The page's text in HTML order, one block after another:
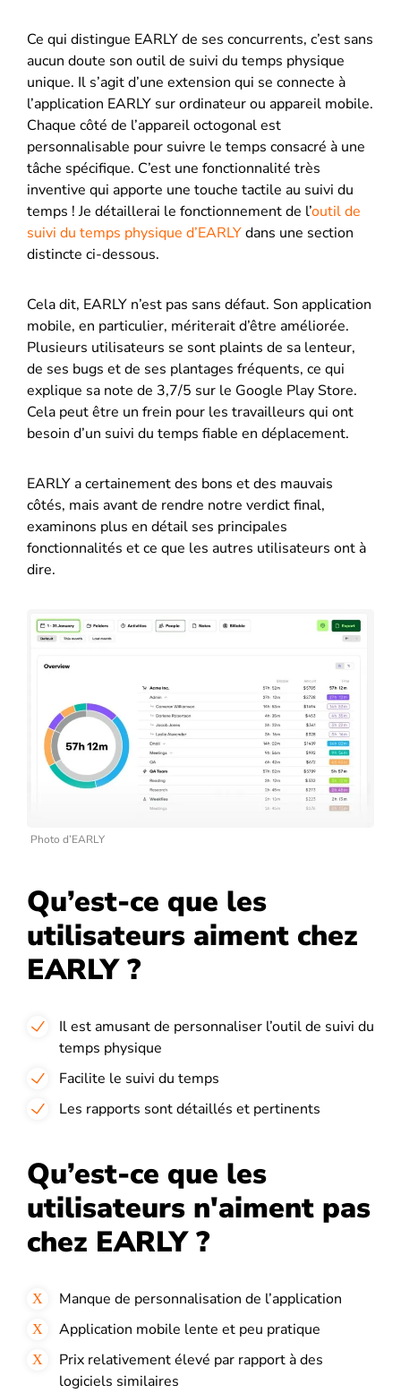
Ce qui distingue EARLY de ses concurrents, c’est sans
aucun doute son outil de suivi du temps physique
unique. Il s’agit d’une extension qui se connecte à
l’application EARLY sur ordinateur ou appareil mobile.
Chaque côté de l’appareil octogonal est
personnalisable pour suivre le temps consacré à une
tâche spécifique. C’est une fonctionnalité très
inventive qui apporte une touche tactile au suivi du
temps ! Je détaillerai le fonctionnement de l’outil de
suivi du temps physique d’EARLYdans une section
distincte ci-dessous.
Cela dit, EARLY n’est pas sans défaut. Son application
mobile, en particulier, mériterait d’être améliorée.
Plusieurs utilisateurs se sont plaints de sa lenteur,
de ses bugs et de ses plantages fréquents, ce qui
explique sa note de 3,7/5 sur le Google Play Store.
Cela peut être un frein pour les travailleurs qui ont
besoin d’un suivi du temps fiable en déplacement.
EARLY a certainement des bons et des mauvais
côtés, mais avant de rendre notre verdict final,
examinons plus en détail ses principales
fonctionnalités et ce que les autres utilisateurs ont à
dire.
Photo d’EARLY
Qu’est-ce que les
utilisateurs aiment chez
EARLY ?
Il est amusant de personnaliser l’outil de suivi du
temps physique
Facilite le suivi du temps
Les rapports sont détaillés et pertinents
Qu’est-ce que les
utilisateurs n'aiment pas
chez EARLY ?
Manque de personnalisation de l’application
Application mobile lente et peu pratique
Prix relativement élevé par rapport à des
logiciels similaires